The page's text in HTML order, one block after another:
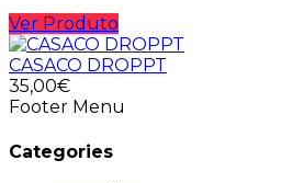
Ver Produto
CASACO DROPPT
35,00€
Footer Menu
Categories